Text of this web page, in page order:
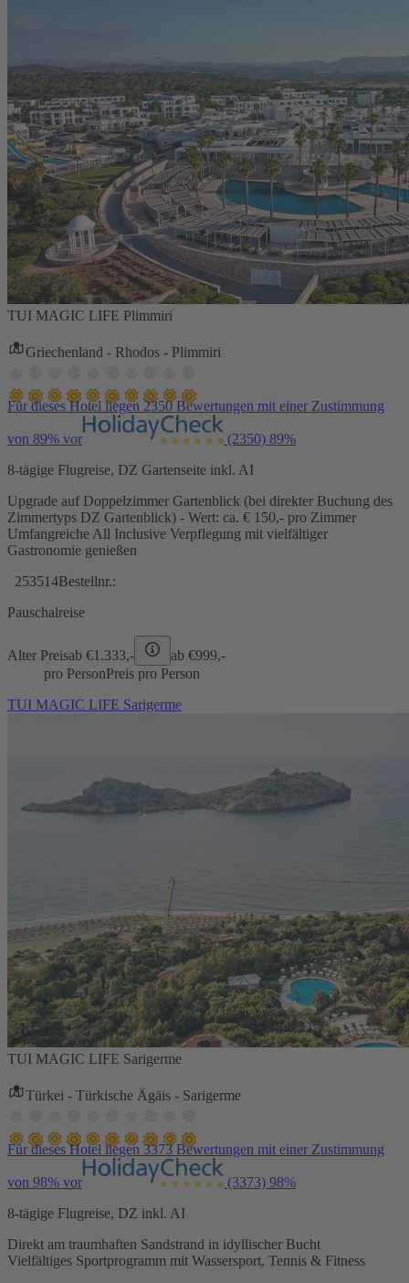
TUI MAGIC LIFE Plimmiri
Griechenland - Rhodos - Plimmiri
Für dieses Hotel liegen 2350 Bewertungen mit einer Zustimmung
von 89% vor (2350) 89%
8-tägige Flugreise, DZ Gartenseite inkl. AI
Upgrade auf Doppelzimmer Gartenblick (bei direkter Buchung des
Zimmertyps DZ Gartenblick) - Wert: ca. € 150,- pro Zimmer
Umfangreiche All Inclusive Verpflegung mit vielfältiger
Gastronomie genießen
253514Bestellnr.:
Pauschalreise
Alter Preisab €1.333,- ab €999,-
pro PersonPreis pro Person
TUI MAGIC LIFE Sarigerme
TUI MAGIC LIFE Sarigerme
Türkei - Türkische Ägäis - Sarigerme
Für dieses Hotel liegen 3373 Bewertungen mit einer Zustimmung
von 98% vor (3373) 98%
8-tägige Flugreise, DZ inkl. AI
Direkt am traumhaften Sandstrand in idyllischer Bucht
Vielfältiges Sportprogramm mit Wassersport, Tennis & Fitness